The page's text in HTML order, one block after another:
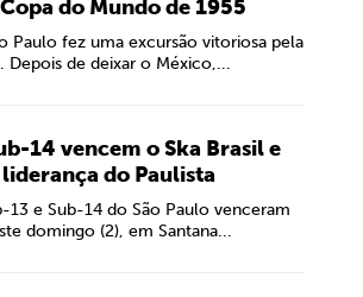
do Mundo de 1955
Paulo fez uma excursão vitoriosa pela
Depois de deixar o México,...
14 vencem o Ska Brasil e
do Paulista
13 e Sub-14 do São Paulo venceram
domingo (2), em Santana...